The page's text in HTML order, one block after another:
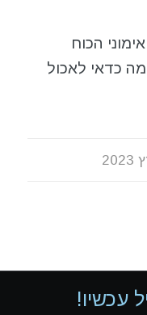
הכוח
כדאי לאכול
עכשיו!